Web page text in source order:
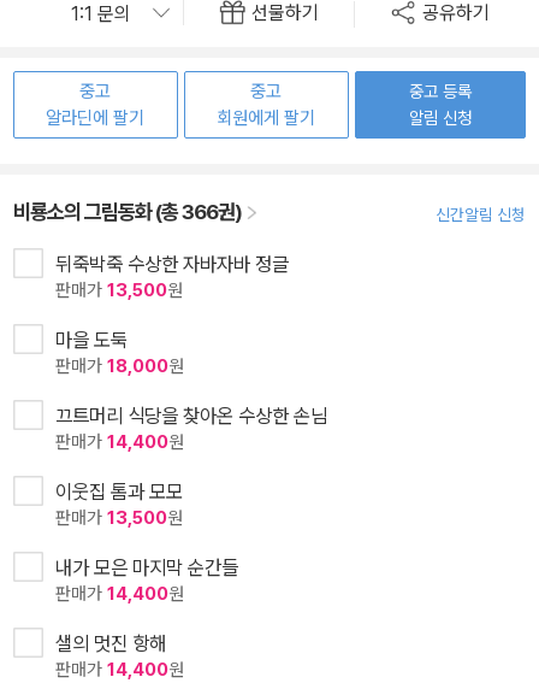
선물하기 공유하기
중고
알라딘에 팔기
중고
회원에게 팔기
중고 등록
알림 신청
비룡소의 그림동화 (총 366권) 신간알림 신청
뒤죽박죽 수상한 자바자바 정글
판매가 13,500원
마을 도둑
판매가 18,000원
끄트머리 식당을 찾아온 수상한 손님
판매가 14,400원
이웃집 톰과 모모
판매가 13,500원
내가 모은 마지막 순간들
판매가 14,400원
샐의 멋진 항해
판매가 14,400원